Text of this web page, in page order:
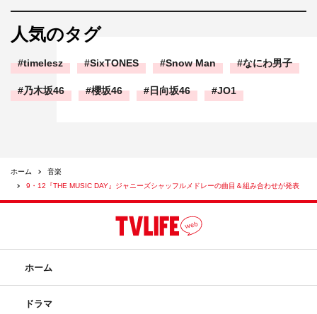
人気のタグ
timelesz SixTONES Snow Man なにわ男子
乃木坂46 櫻坂46 日向坂46 JO1
ホーム
音楽
9・12『THE MUSIC DAY』ジャニーズシャッフルメドレーの曲目＆組み合わせが発表
ホーム
ドラマ